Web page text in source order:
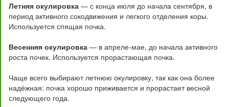
Летняя окулировка — с конца июля до начала сентября, в
период активного сокодвижения и легкого отделения коры.
Используется спящая почка.
Весенняя окулировка — в апреле-мае, до начала активного
роста почек. Используется прорастающая почка.
Чаще всего выбирают летнюю окулировку, так как она более
надёжная: почка хорошо приживается и прорастает весной
следующего года.